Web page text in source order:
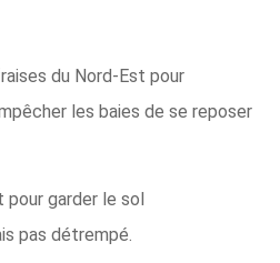
du Nord-Est pour
les baies de se reposer
pour garder le sol
pas détrempé.